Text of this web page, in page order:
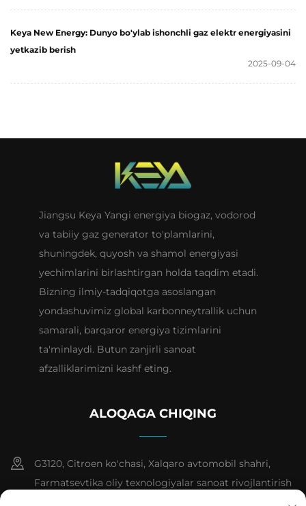
Keya New Energy: Dunyo bo'ylab ishonchli gaz elektr energiyasini
yetkazib berish
2025-09-04
Jiangsu Keya Yangi energiya biogaz, vodorod
va tabiiy gaz generator to'plamlarini,
shuningdek, quyosh va shamol energiyasi
yechimlarini birlashtirgan holda taqdim etadi.
Bizning ilmiy-tadqiqotga asoslangan
yondashuvimiz global karbonneytrallik uchun
samarali, barqaror energiya tizimlarini
ta'minlaydi. Butun zanjirli sanoat
afzalliklarimizni kashf eting.
ALOQAGA CHIQING
G3120, Citroen ko'chasi, Xalqaro avtomobil shahri,
Farmatsevtika oliy texnologiyalar sanoat rivojlantirish